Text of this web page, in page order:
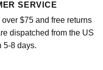
SERVICE
$75 and free returns
dispatched from the US
5-8 days.